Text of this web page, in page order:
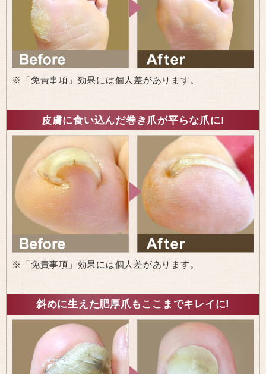
※「免責事項」効果には個人差があります。
皮膚に食い込んだ巻き爪が平らな爪に!
※「免責事項」効果には個人差があります。
斜めに生えた肥厚爪もここまでキレイに!